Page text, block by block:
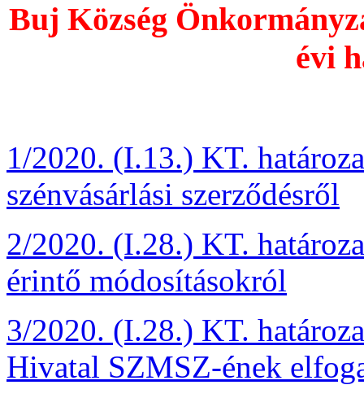
Buj Község
évi
1/2020. (I.13.) KT.
szénvásárlási szerződésről
2/2020. (I.28.) KT.
érintő módosításokról
3/2020. (I.28.) KT.
Hivatal SZMSZ-ének